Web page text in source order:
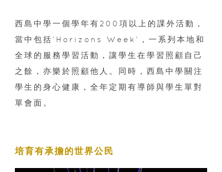
西島中學一個學年有200項以上的課外活動，
當中包括‘Horizons Week’，一系列本地和
全球的服務學習活動，讓學生在學習照顧自己
之餘，亦樂於照顧他人。同時，西島中學關注
學生的身心健康，全年定期有導師與學生單對
單會面。
培育有承擔的世界公民